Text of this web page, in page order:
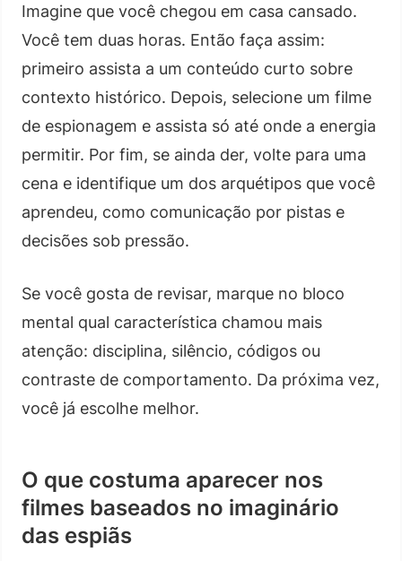
Imagine que você chegou em casa cansado.
Você tem duas horas. Então faça assim:
primeiro assista a um conteúdo curto sobre
contexto histórico. Depois, selecione um filme
de espionagem e assista só até onde a energia
permitir. Por fim, se ainda der, volte para uma
cena e identifique um dos arquétipos que você
aprendeu, como comunicação por pistas e
decisões sob pressão.
Se você gosta de revisar, marque no bloco
mental qual característica chamou mais
atenção: disciplina, silêncio, códigos ou
contraste de comportamento. Da próxima vez,
você já escolhe melhor.
O que costuma aparecer nos
filmes baseados no imaginário
das espiãs